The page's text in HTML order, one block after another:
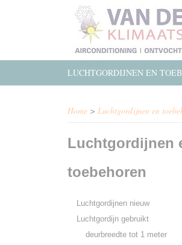
LUCHTGORDIJNEN EN
Home > Luchtgordijnen en
Luchtgordijnen
toebehoren
Luchtgordijnen nieuw
Luchtgordijn gebruikt
deurbreedte tot 1 meter